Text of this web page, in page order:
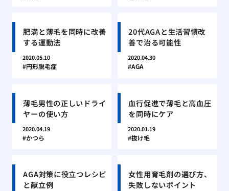
肥満と薄毛を同時に改善
する運動法
2020.05.10
円形脱毛症
20代AGAと生活習慣改
善で治る可能性
2020.04.30
AGA
薄毛男性の正しいドライ
ヤーの使い方
2020.04.19
かつら
血行促進で薄毛と高血圧
を同時にケア
2020.01.19
抜け毛
AGA対策に役立つレシピ
と献立例
女性用育毛剤の選び方、
失敗しないポイント